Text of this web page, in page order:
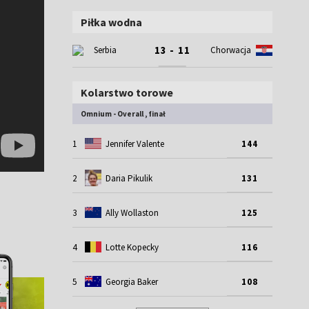
Piłka wodna
Serbia 13 - 11 Chorwacja
Kolarstwo torowe
Omnium - Overall , finał
1 Jennifer Valente 144
2 Daria Pikulik 131
3 Ally Wollaston 125
4 Lotte Kopecky 116
5 Georgia Baker 108